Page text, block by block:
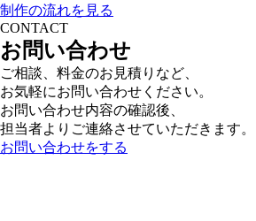
制作の流れを見る
CONTACT
お問い合わせ
ご相談、料金のお見積りなど、
お気軽にお問い合わせください。
お問い合わせ内容の確認後、
担当者よりご連絡させていただきます。
お問い合わせをする